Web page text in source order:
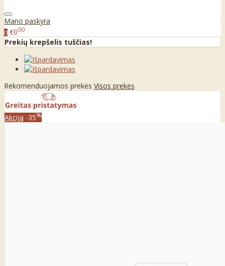
Mano paskyra
0 €000
Prekių krepšelis tuščias!
Rekomenduojamos prekės Visos prekės
Akcija -35%